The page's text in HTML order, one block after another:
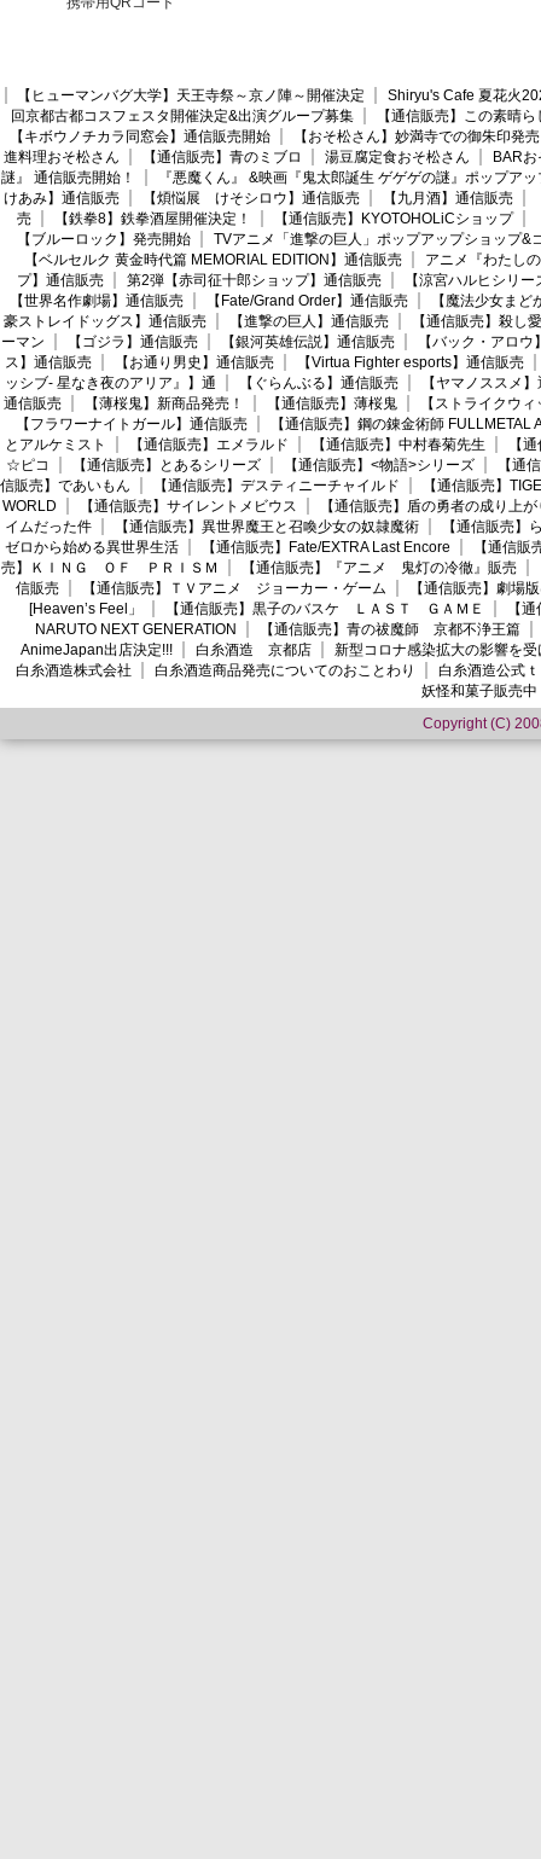
【ヒューマンバグ大学】天王寺祭～京ノ陣～開催決定
Shiryu's Cafe 夏花火
回京都古都コスフェスタ開催決定&出演グループ募集
【通信販売】この素晴
【キボウノチカラ同窓会】通信販売開始
【おそ松さん】妙満寺での御朱印発売
進料理おそ松さん
【通信販売】青のミブロ 湯豆腐定食おそ松さん
BAR
謎』 通信販売開始！
『悪魔くん』 &映画『鬼太郎誕生 ゲゲゲの謎』ポップア
けあみ】通信販売
【煩悩展 けそシロウ】通信販売 【九月酒】通信販売
売
【鉄拳8】鉄拳酒屋開催決定！ 【通信販売】KYOTOHOLiCショップ
【ブルーロック】発売開始
TVアニメ「進撃の巨人」ポップアップショップ&
【ベルセルク 黄金時代篇 MEMORIAL EDITION】通信販売
アニメ『わたし
プ】通信販売
第2弾【赤司征十郎ショップ】通信販売
【涼宮ハルヒシリ
【世界名作劇場】通信販売
【Fate/Grand Order】通信販売
【魔法少女ま
豪ストレイドッグス】通信販売
【進撃の巨人】通信販売
【通信販売】殺し愛
ーマン
【ゴジラ】通信販売 【銀河英雄伝説】通信販売
【バック・アロウ
ス】通信販売
【お通り男史】通信販売
【Virtua Fighter esports】通信販売
ッシブ- 星なき夜のアリア』】通
【ぐらんぶる】通信販売
【ヤマノススメ
通信販売
【薄桜鬼】新商品発売！ 【通信販売】薄桜鬼
【ストライクウ
【フラワーナイトガール】通信販売
【通信販売】鋼の錬金術師 FULLMETAL
とアルケミスト
【通信販売】エメラルド 【通信販売】中村春菊先生
【
☆ピコ
【通信販売】とあるシリーズ 【通信販売】<物語>シリーズ
【通
信販売】であいもん
【通信販売】デスティニーチャイルド
【通信販売】
WORLD
【通信販売】サイレントメビウス
【通信販売】盾の勇者の成り上が
イムだった件
【通信販売】異世界魔王と召喚少女の奴隷魔術
【通信販売】
ゼロから始める異世界生活
【通信販売】Fate/EXTRA Last Encore
【通信
売】ＫＩＮＧ ＯＦ ＰＲＩＳＭ
【通信販売】『アニメ 鬼灯の冷徹』販売
信販売
【通信販売】ＴＶアニメ ジョーカー・ゲーム
【通信販売】劇場
[Heaven’s Feel」
【通信販売】黒子のバスケ ＬＡＳＴ ＧＡＭＥ
【
NARUTO NEXT GENERATION
【通信販売】青の祓魔師 京都不浄王篇
AnimeJapan出店決定!!!
白糸酒造 京都店
新型コロナ感染拡大の影響を
白糸酒造株式会社
白糸酒造商品発売についてのおことわり
白糸酒造公式
妖怪和菓子販売中
Copyright (C)